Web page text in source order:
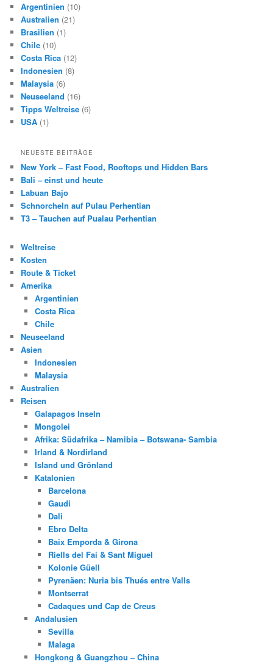
Argentinien (10)
Australien (21)
Brasilien (1)
Chile (10)
Costa Rica (12)
Indonesien (8)
Malaysia (6)
Neuseeland (16)
Tipps Weltreise (6)
USA (1)
NEUESTE BEITRÄGE
New York – Fast Food, Rooftops und Hidden Bars
Bali – einst und heute
Labuan Bajo
Schnorcheln auf Pulau Perhentian
T3 – Tauchen auf Pualau Perhentian
Weltreise
Kosten
Route & Ticket
Amerika
Argentinien
Costa Rica
Chile
Neuseeland
Asien
Indonesien
Malaysia
Australien
Reisen
Galapagos Inseln
Mongolei
Afrika: Südafrika – Namibia – Botswana- Sambia
Irland & Nordirland
Island und Grönland
Katalonien
Barcelona
Gaudi
Dali
Ebro Delta
Baix Emporda & Girona
Riells del Fai & Sant Miguel
Kolonie Güell
Pyrenäen: Nuria bis Thués entre Valls
Montserrat
Cadaques und Cap de Creus
Andalusien
Sevilla
Malaga
Hongkong & Guangzhou – China